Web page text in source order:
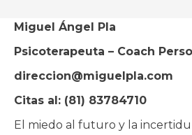
Miguel Ángel Pla
Psicoterapeuta – Coach
direccion@miguelpla.com
Citas al: (81) 83784710
El miedo al futuro y la